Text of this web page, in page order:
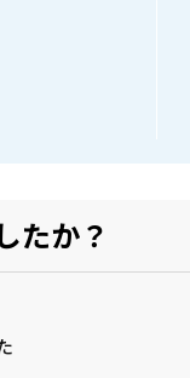
たか？